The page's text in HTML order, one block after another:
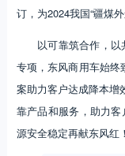
订，为2024我国“疆煤
以可靠筑合作，以
专项，东风商用车始
案助力客户达成降本增
靠产品和服务，助力客
源安全稳定再献东风红！